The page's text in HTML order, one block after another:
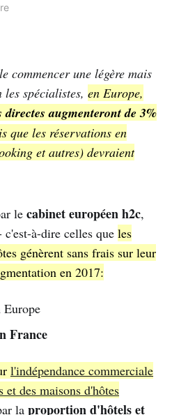
commencer une légère mais
spécialistes, en Europe,
augmenteront de 3%
que les réservations en
et autres) devraient
le cabinet européen h2c,
à-dire celles que les
génèrent sans frais sur leur
en 2017:
Europe
France
l'indépendance commerciale
des maisons d'hôtes
la proportion d'hôtels et